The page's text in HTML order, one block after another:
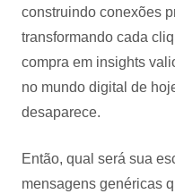
construindo conexões
transformando cada
compra em insights
no mundo digital de
desaparece.
Então, qual será sua
mensagens genéricas